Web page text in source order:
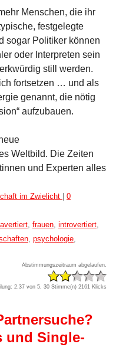
Menschen, die ihr
festgelegte
sogar Politiker können
oder Interpreten sein
still werden.
fortsetzen … und als
genannt, die nötig
aufzubauen.
Weltbild. Die Zeiten
und Experten alles
im Zwielicht
0
, frauen, introvertiert,
, psychologie,
Abstimmungszeitraum abgelaufen.
2.37 von 5, 30 Stimme(n) 2161 Klicks
und Single-